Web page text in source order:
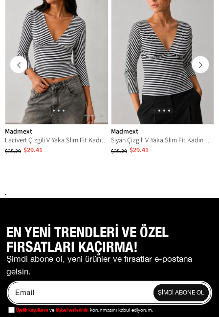
Madmext
Lacivert Çizgili V Yaka Slim Fit Kadın Bluz MG2887
$29.41
$35.29
Madmext
Siyah Çizgili V Yaka Slim Fit Kadın Bluz MG2887
$29.41
$35.29
.
EN YENİ TRENDLERİ VE ÖZEL
FIRSATLARI KAÇIRMA!
Şimdi abone ol, yeni ürünler ve fırsatlar e-postana
gelsin.
ŞİMDİ ABONE OL
Üyelik koşullarını vekişisel verilerimin korunmasını kabul ediyorum.